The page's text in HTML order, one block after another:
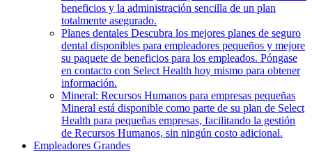
beneficios y la administración sencilla de un plan
totalmente asegurado.
Planes dentales Descubra los mejores planes de seguro
dental disponibles para empleadores pequeños y mejore
su paquete de beneficios para los empleados. Póngase
en contacto con Select Health hoy mismo para obtener
información.
Mineral: Recursos Humanos para empresas pequeñas
Mineral está disponible como parte de su plan de Select
Health para pequeñas empresas, facilitando la gestión
de Recursos Humanos, sin ningún costo adicional.
Empleadores Grandes